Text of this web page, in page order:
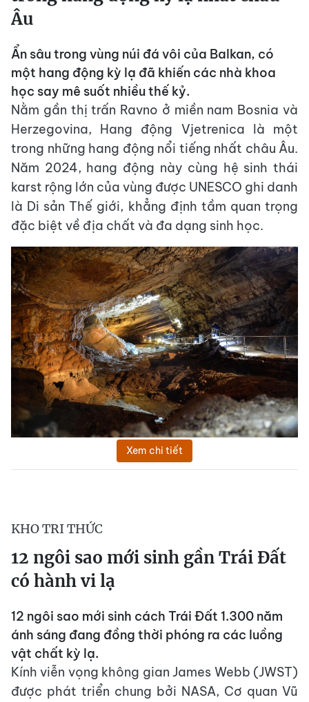
Âu
Ẩn sâu trong vùng núi đá vôi của Balkan, có
một hang động kỳ lạ đã khiến các nhà khoa
học say mê suốt nhiều thế kỷ.
Nằm gần thị trấn Ravno ở miền nam Bosnia và
Herzegovina, Hang động Vjetrenica là một
trong những hang động nổi tiếng nhất châu Âu.
Năm 2024, hang động này cùng hệ sinh thái
karst rộng lớn của vùng được UNESCO ghi danh
là Di sản Thế giới, khẳng định tầm quan trọng
đặc biệt về địa chất và đa dạng sinh học.
Xem chi tiết
KHO TRI THỨC
12 ngôi sao mới sinh gần Trái Đất
có hành vi lạ
12 ngôi sao mới sinh cách Trái Đất 1.300 năm
ánh sáng đang đồng thời phóng ra các luồng
vật chất kỳ lạ.
Kính viễn vọng không gian James Webb (JWST)
được phát triển chung bởi NASA, Cơ quan Vũ